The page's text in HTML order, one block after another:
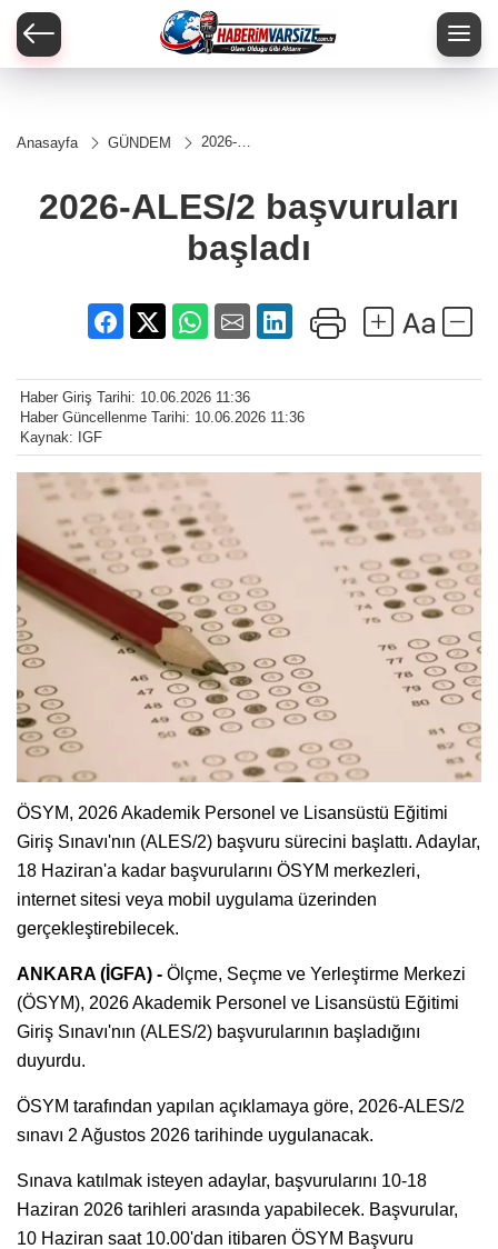
Anasayfa GÜNDEM
2026-
başladı
2026-ALES/2 başvuruları
başladı
Haber Giriş Tarihi: 10.06.2026 11:36
Haber Güncellenme Tarihi: 10.06.2026 11:36
Kaynak: IGF
ÖSYM, 2026 Akademik Personel ve Lisansüstü Eğitimi
Giriş Sınavı'nın (ALES/2) başvuru sürecini başlattı. Adaylar,
18 Haziran'a kadar başvurularını ÖSYM merkezleri,
internet sitesi veya mobil uygulama üzerinden
gerçekleştirebilecek.
ANKARA (İGFA) - Ölçme, Seçme ve Yerleştirme Merkezi
(ÖSYM), 2026 Akademik Personel ve Lisansüstü Eğitimi
Giriş Sınavı'nın (ALES/2) başvurularının başladığını
duyurdu.
ÖSYM tarafından yapılan açıklamaya göre, 2026-ALES/2
sınavı 2 Ağustos 2026 tarihinde uygulanacak.
Sınava katılmak isteyen adaylar, başvurularını 10-18
Haziran 2026 tarihleri arasında yapabilecek. Başvurular,
10 Haziran saat 10.00'dan itibaren ÖSYM Başvuru